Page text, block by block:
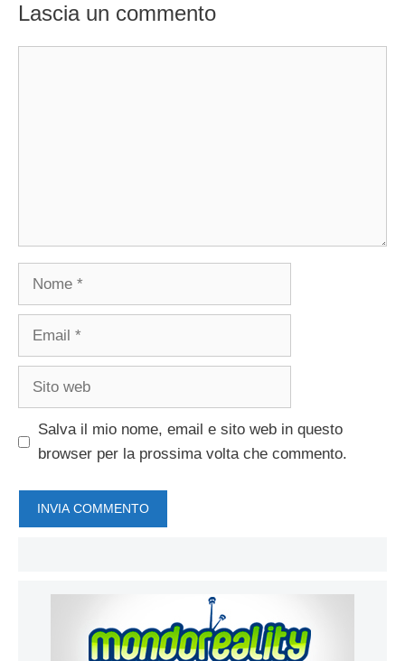
Lascia un commento
Nome
Email
Sito
Salva il mio nome, email e sito web in questo
browser per la prossima volta che commento.